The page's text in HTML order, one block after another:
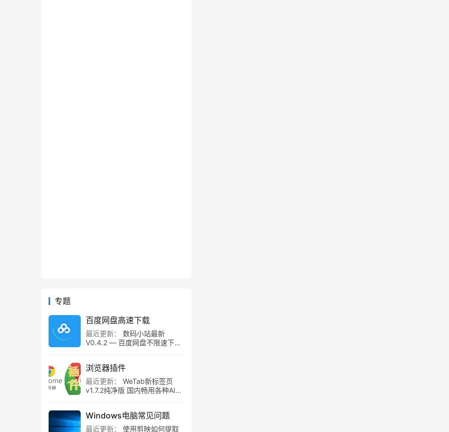
专题
百度网盘高速下载
最近更新：
数码小站最新
V0.4.2 — 百度网盘不限速下载
浏览器插件
最近更新：
WeTab新标签页
v1.7.2纯净版 国内畅用各种AI组
Windows电脑常见问题
最近更新： 使用剪映如何提取